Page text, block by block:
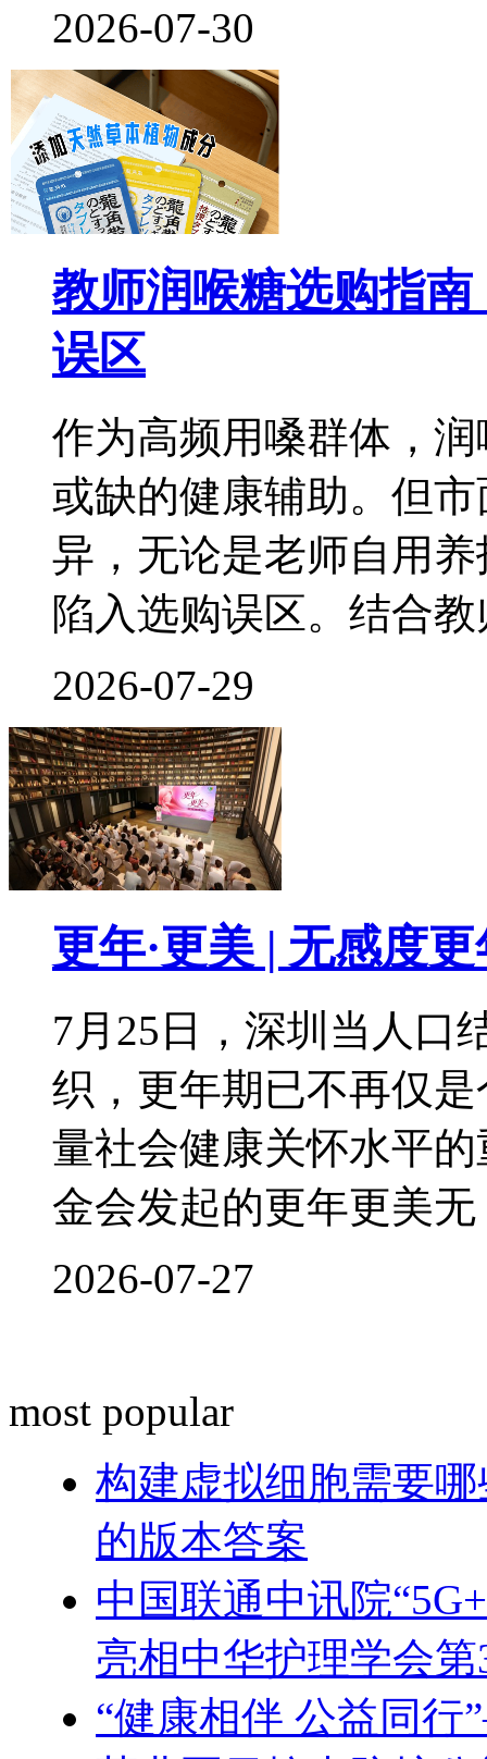
2026-07-30
教师润喉糖选购指
误区
作为高频用嗓群体，
或缺的健康辅助。但
异，无论是老师自用
陷入选购误区。结合
2026-07-29
更年·更美 | 无感度
7月25日，深圳当人口
织，更年期已不再仅
量社会健康关怀水平
金会发起的更年更美无
2026-07-27
most popular
构建虚拟细胞需要
的版本答案
中国联通中讯院
亮相中华护理学会
“健康相伴 公益同